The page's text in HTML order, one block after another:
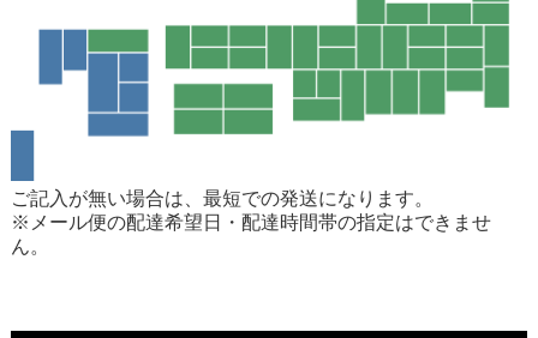
ご記入が無い場合は、最短での発送になります。
※メール便の配達希望日・配達時間帯の指定はできませ
ん。